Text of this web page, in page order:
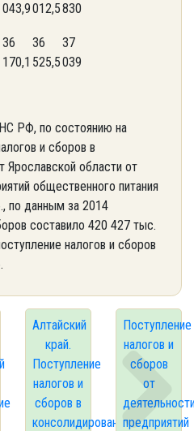
043,9012,5830
36
170,1
36
525,5
37
039
РФ, по состоянию на
и сборов в
области от
общественного питания
по данным за 2014
составило 420 427 тыс.
налогов и сборов
Алтайский
край.
Поступление
налогов и
сборов в
консолидированный
Поступление
налогов и
сборов
от
предприятий